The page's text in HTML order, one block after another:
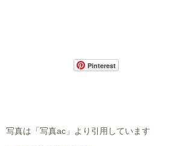
Pinterest
​写真は「写真ac」より引用しています